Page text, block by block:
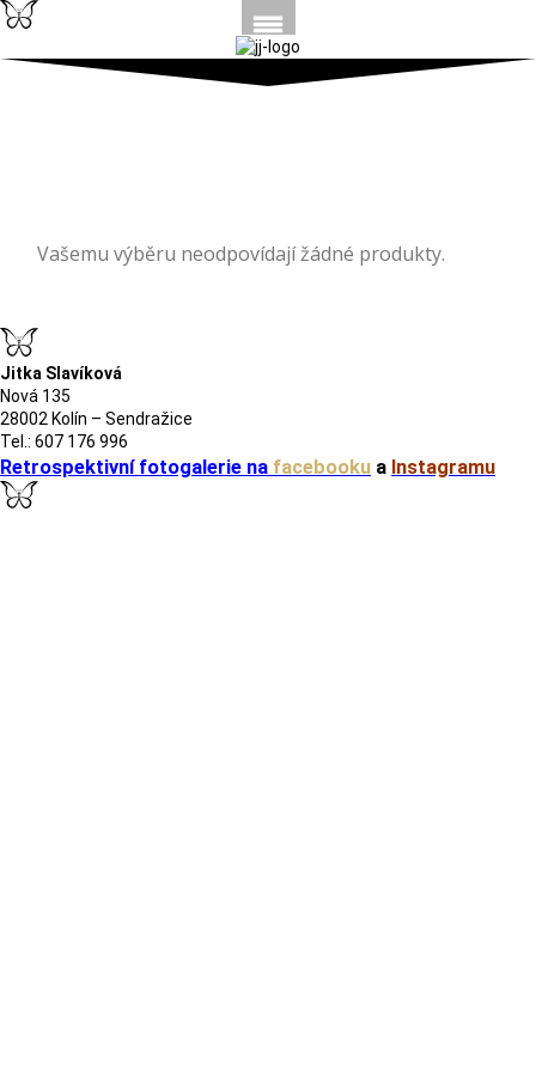
Vašemu výběru neodpovídají žádné produkty.
Jitka Slavíková
Nová 135
28002 Kolín – Sendražice
Tel.: 607 176 996
Retrospektivní fotogalerie na facebooku a Instagramu